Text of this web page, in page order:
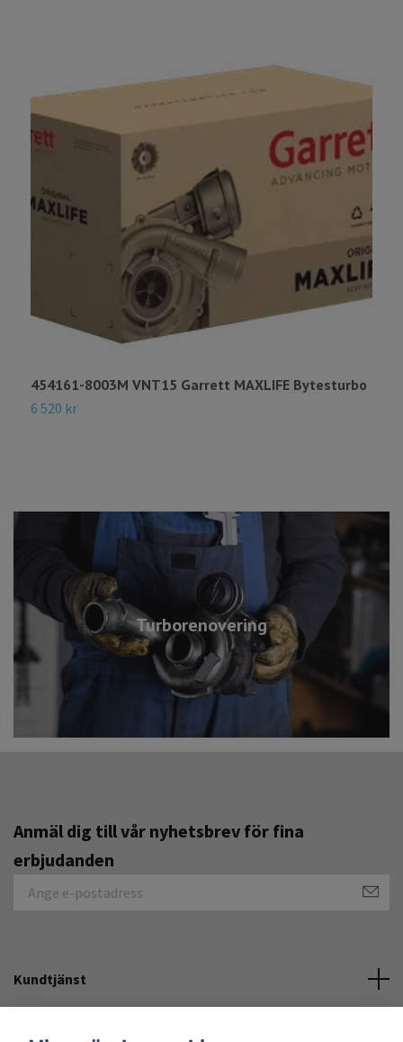
Turborenovering
454161-8003M VNT15 Garrett MAXLIFE Bytesturbo
6 520 kr
Anmäl dig till vår nyhetsbrev för fina
erbjudanden
Kundtjänst